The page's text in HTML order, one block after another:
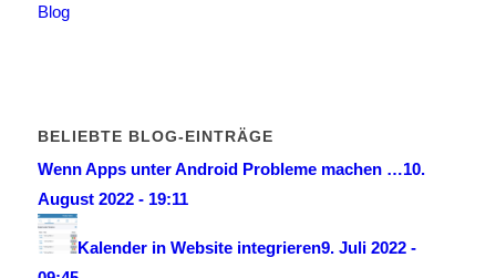
Blog
BELIEBTE BLOG-EINTRÄGE
Wenn Apps unter Android Probleme machen …10.
August 2022 - 19:11
Kalender in Website integrieren9. Juli 2022 -